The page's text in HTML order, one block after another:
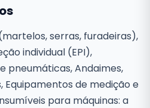
serras, furadeiras),
individual (EPI),
pneumáticas, Andaimes,
de medição e
para máquinas: a